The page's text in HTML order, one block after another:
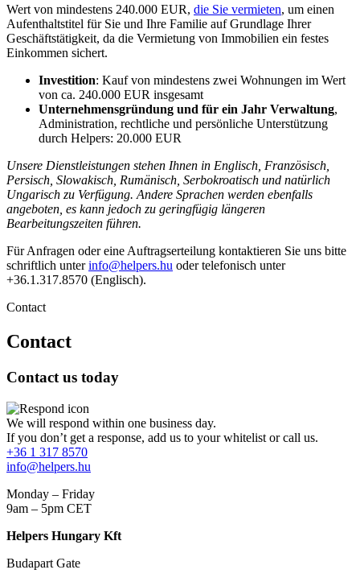
Wert von mindestens 240.000 EUR, die Sie vermieten, um einen
Aufenthaltstitel für Sie und Ihre Familie auf Grundlage Ihrer
Geschäftstätigkeit, da die Vermietung von Immobilien ein festes
Einkommen sichert.
Investition: Kauf von mindestens zwei Wohnungen im Wert
von ca. 240.000 EUR insgesamt
Unternehmensgründung und für ein Jahr Verwaltung,
Administration, rechtliche und persönliche Unterstützung
durch Helpers: 20.000 EUR
Unsere Dienstleistungen stehen Ihnen in Englisch, Französisch,
Persisch, Slowakisch, Rumänisch, Serbokroatisch und natürlich
Ungarisch zu Verfügung. Andere Sprachen werden ebenfalls
angeboten, es kann jedoch zu geringfügig längeren
Bearbeitungszeiten führen.
Für Anfragen oder eine Auftragserteilung kontaktieren Sie uns bitte
schriftlich unterinfo@helpers.hu oder telefonisch unter
+36.1.317.8570 (Englisch).
Contact
Contact
Contact us today
We will respond within one business day.
If you don’t get a response, add us to your whitelist or call us.
+36 1 317 8570
info@helpers.hu
Monday – Friday
9am – 5pm CET
Helpers Hungary Kft
Budapart Gate